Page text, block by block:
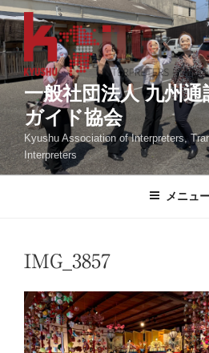
コ
ン
テ
ン
ツ
ス
キ
ッ
一般社団法人 九州
ガイド協会
Kyushu Association of Interpreters,
Interpreters
メニュ
IMG_3857